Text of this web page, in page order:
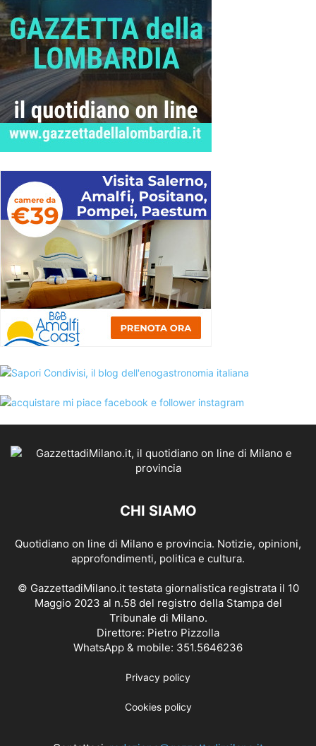
CHI SIAMO
Quotidiano on line di Milano e provincia. Notizie, opinioni,
approfondimenti, politica e cultura.
© GazzettadiMilano.it testata giornalistica registrata il 10
Maggio 2023 al n.58 del registro della Stampa del
Tribunale di Milano.
Direttore: Pietro Pizzolla
WhatsApp & mobile: 351.5646236
Privacy policy
Cookies policy